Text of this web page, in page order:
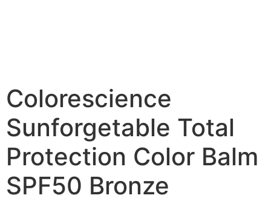
Colorescience
Sunforgetable Total
Protection Color Balm
SPF50 Bronze